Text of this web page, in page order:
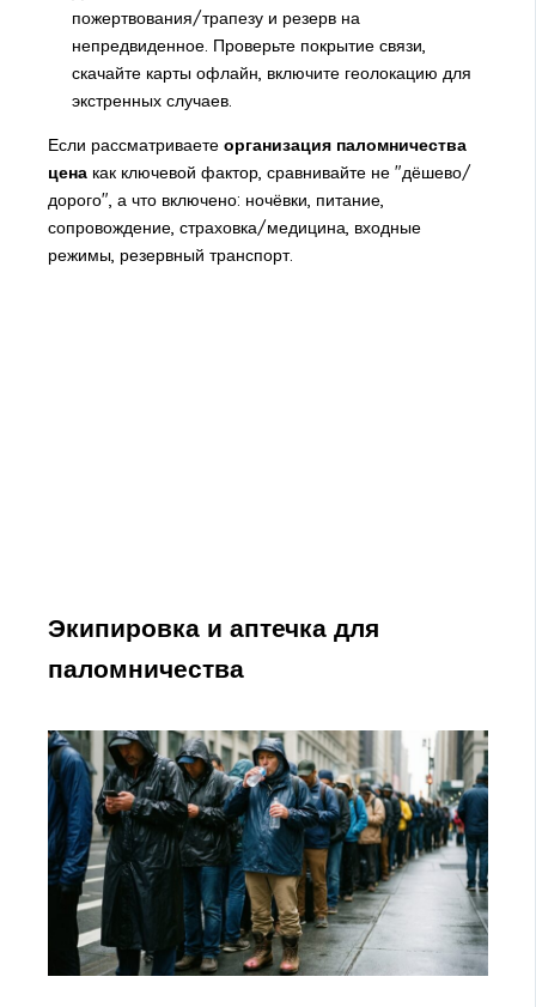
пожертвования/трапезу и резерв на
непредвиденное. Проверьте покрытие связи,
скачайте карты офлайн, включите геолокацию для
экстренных случаев.
Если рассматриваете организация паломничества
ценакак ключевой фактор, сравнивайте не "дёшево/
дорого", а что включено: ночёвки, питание,
сопровождение, страховка/медицина, входные
режимы, резервный транспорт.
Экипировка и аптечка для
паломничества